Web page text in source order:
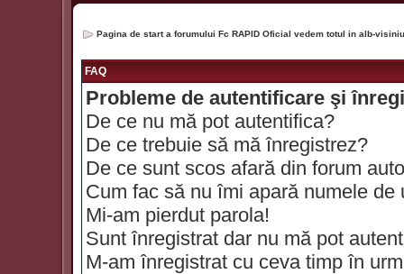
Pagina de start a forumului Fc RAPID Oficial vedem totul in alb-
FAQ
Probleme de autentificare şi
De ce nu mă pot autentifica?
De ce trebuie să mă înregistrez?
De ce sunt scos afară din forum
Cum fac să nu îmi apară numele
Mi-am pierdut parola!
Sunt înregistrat dar nu mă pot
M-am înregistrat cu ceva timp în